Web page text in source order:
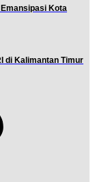
Kota
di Kalimantan Timur